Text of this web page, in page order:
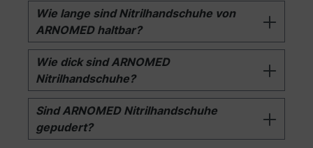
Wie lange sind Nitrilhandschuhe von
ARNOMED haltbar?
Wie dick sind ARNOMED
Nitrilhandschuhe?
Sind ARNOMED Nitrilhandschuhe
gepudert?